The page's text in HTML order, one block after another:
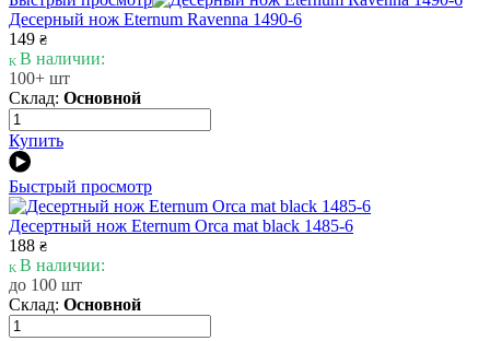
Десерный нож Eternum Ravenna 1490-6
149 ₴
В наличии:
100+ шт
Склад: Основной
Купить
Быстрый просмотр
Десертный нож Eternum Orca mat black 1485-6
188 ₴
В наличии:
до 100 шт
Склад: Основной